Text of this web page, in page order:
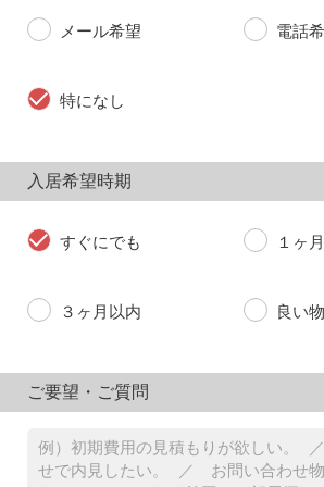
メール希望 電話
特になし
入居希望時期
すぐにでも １ヶ
３ヶ月以内 良い
ご要望・ご質問